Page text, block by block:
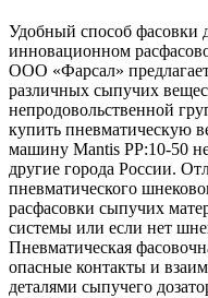
Удобный способ фасовки
инновационном
ООО «Фарсал»
различных сыпучих
непродовольственной
купить пневматическую
машину Mantis PP:10-50
другие города России.
пневматического
расфасовки сыпучих
системы или если нет
Пневматическая
опасные контакты и
деталями сыпучего